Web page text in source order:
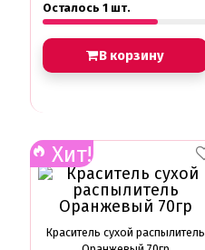
Осталось 1 шт.
В корзину
Хит!
Краситель сухой распылитель